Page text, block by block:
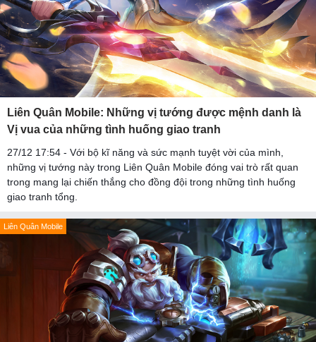
Liên Quân Mobile: Những vị tướng được mệnh danh là
Vị vua của những tình huống giao tranh
27/12 17:54 - Với bộ kĩ năng và sức mạnh tuyệt vời của mình,
những vị tướng này trong Liên Quân Mobile đóng vai trò rất quan
trong mang lại chiến thắng cho đồng đội trong những tình huống
giao tranh tổng.
Liên Quân Mobile